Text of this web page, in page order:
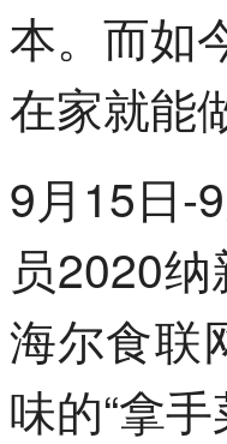
本。而如
在家就能
9月15日-
员2020
海尔食联
味的“拿